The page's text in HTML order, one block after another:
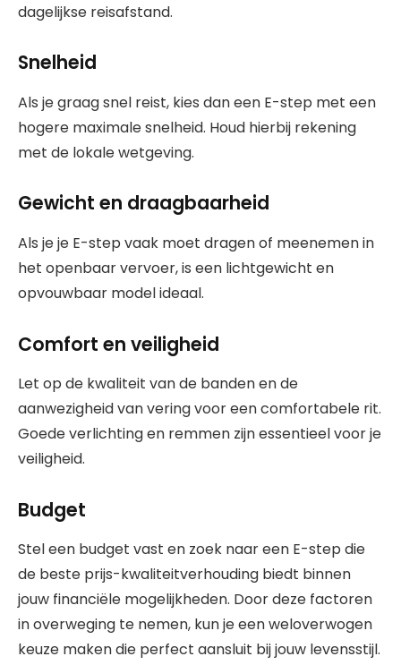
dagelijkse reisafstand.
Snelheid
Als je graag snel reist, kies dan een E-step met een
hogere maximale snelheid. Houd hierbij rekening
met de lokale wetgeving.
Gewicht en draagbaarheid
Als je je E-step vaak moet dragen of meenemen in
het openbaar vervoer, is een lichtgewicht en
opvouwbaar model ideaal.
Comfort en veiligheid
Let op de kwaliteit van de banden en de
aanwezigheid van vering voor een comfortabele rit.
Goede verlichting en remmen zijn essentieel voor je
veiligheid.
Budget
Stel een budget vast en zoek naar een E-step die
de beste prijs-kwaliteitverhouding biedt binnen
jouw financiële mogelijkheden. Door deze factoren
in overweging te nemen, kun je een weloverwogen
keuze maken die perfect aansluit bij jouw levensstijl.